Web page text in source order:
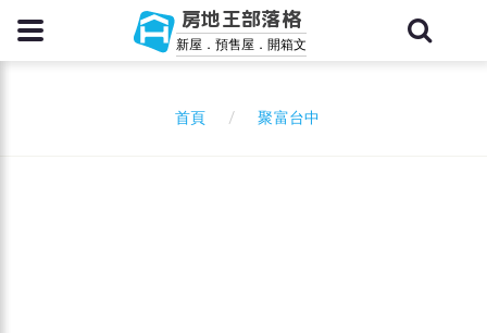
房地王部落格
新屋．預售屋．開箱文
首頁 聚富台中